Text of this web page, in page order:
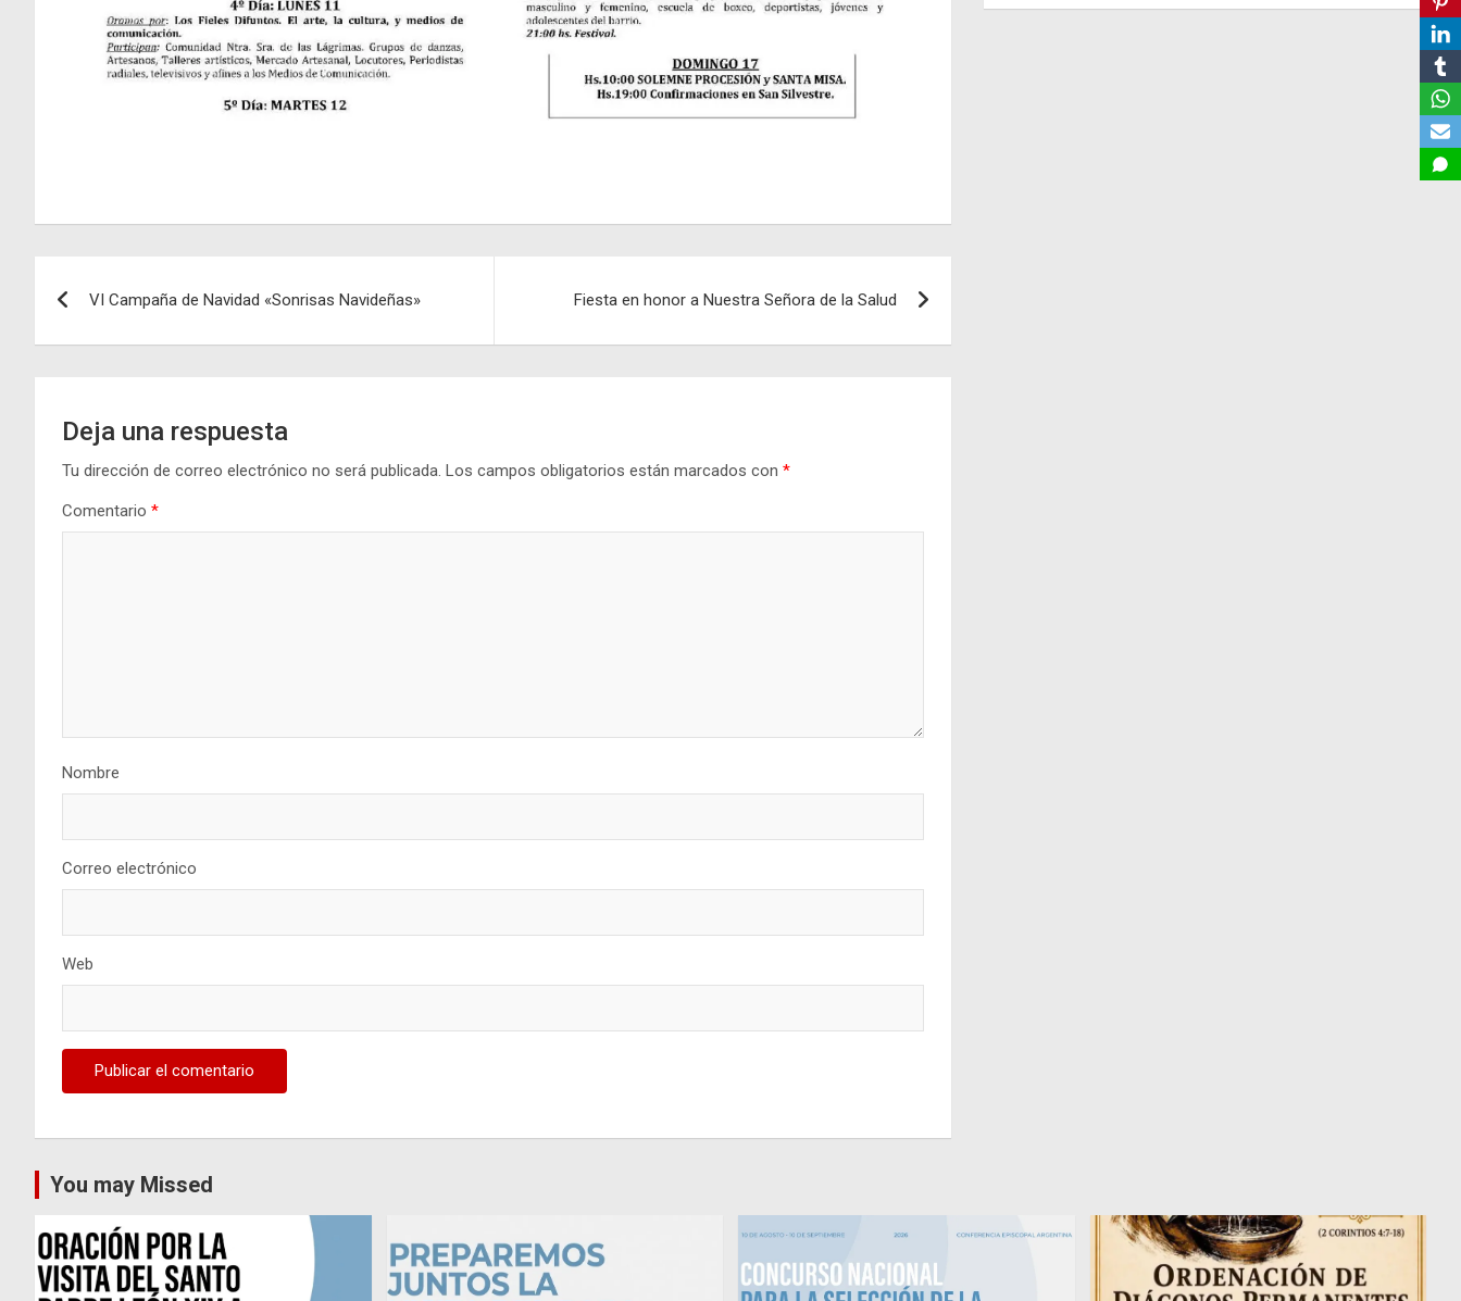
de
VI Campaña de Navidad «Sonrisas Navideñas» Fiesta en honor a Nuestra Señora de la Salud
Deja una respuesta
Tu dirección de correo electrónico no será publicada. Los campos obligatorios están marcados con *
Comentario *
Nombre
Correo electrónico
Web
You may Missed